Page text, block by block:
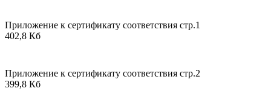
Приложение к сертификату соответствия стр.1
402,8 Кб
Приложение к сертификату соответствия стр.2
399,8 Кб